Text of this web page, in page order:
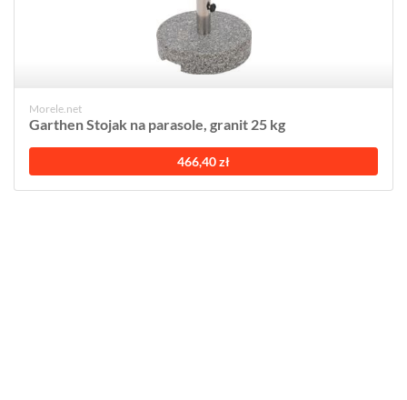
Morele.net
Garthen Stojak na parasole, granit 25 kg
466,40 zł